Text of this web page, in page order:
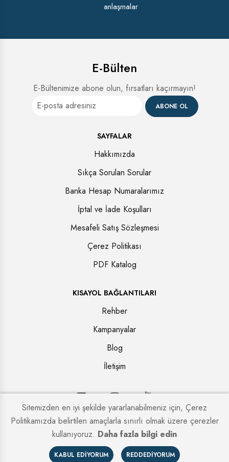
anlaşmalar
E-Bülten
E-Bültenimize abone olun, fırsatları kaçırmayın!
ABONE OL
SAYFALAR
Hakkımızda
Sıkça Sorulan Sorular
Banka Hesap Numaralarımız
İptal ve İade Koşulları
Mesafeli Satış Sözleşmesi
Çerez Politikası
PDF Katalog
KISAYOL BAĞLANTILARI
Rehber
Kampanyalar
Blog
İletişim
Copyright © 2026. Tüm hakları saklıdır.Kapi Firmaları
Sitemizden en iyi şekilde yararlanabilmeniz için, Çerez
Politikamızda belirtilen amaçlarla sınırlı olmak üzere çerezler
kullanıyoruz. Daha fazla bilgi edin
KABUL EDIYORUM REDDEDIYORUM